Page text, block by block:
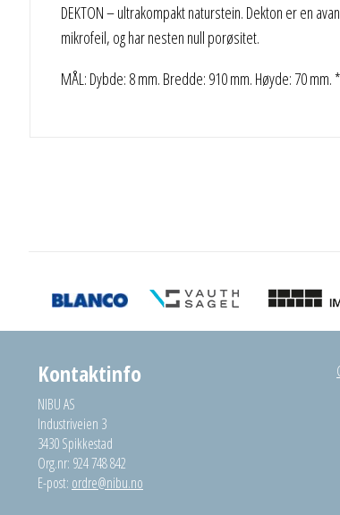
DEKTON – ultrakompakt naturstein. Dekton er en
mikrofeil, og har nesten null porøsitet.
MÅL: Dybde: 8 mm. Bredde: 910 mm. Høyde: 70
Kontaktinfo
NIBU AS
Industriveien 3
3430 Spikkestad
Org.nr: 924 748 842
E-post: ordre@nibu.no